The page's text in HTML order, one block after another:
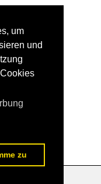
um
und
zu